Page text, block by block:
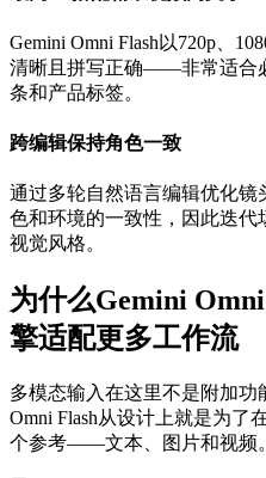
Gemini Omni Flash以720p、
清晰且拼写正确——非常适合
条和产品标签。
跨编辑保持角色一致
通过多轮自然语言编辑优化镜
色和环境的一致性，因此迭
视觉风格。
为什么Gemini
擎适配更多工作流
多模态输入在这里不是附加功
Omni Flash从设计上就是为了
个参考——文本、图片和视频。